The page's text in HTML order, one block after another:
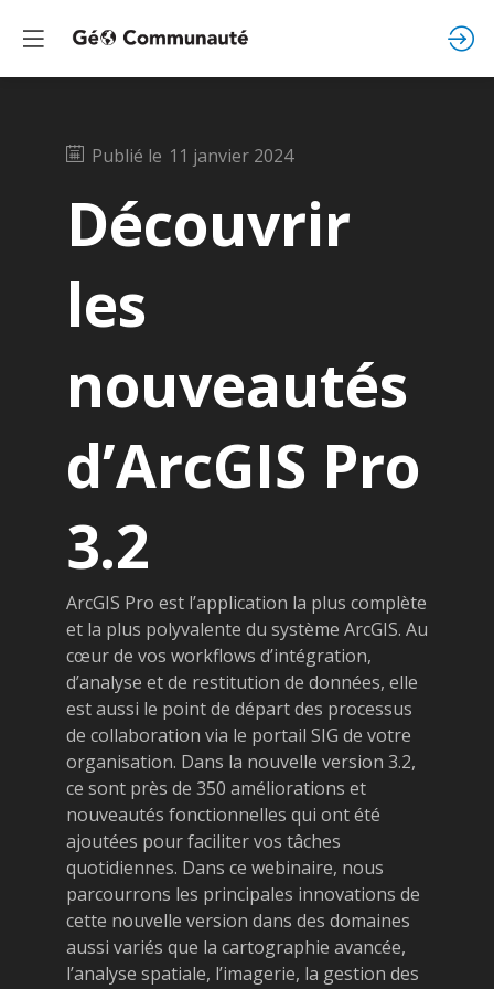
Publié le 11 janvier 2024
Découvrir
les
nouveautés
d’ArcGIS Pro
3.2
ArcGIS Pro est l’application la plus complète
et la plus polyvalente du système ArcGIS. Au
cœur de vos workflows d’intégration,
d’analyse et de restitution de données, elle
est aussi le point de départ des processus
de collaboration via le portail SIG de votre
organisation. Dans la nouvelle version 3.2,
ce sont près de 350 améliorations et
nouveautés fonctionnelles qui ont été
ajoutées pour faciliter vos tâches
quotidiennes. Dans ce webinaire, nous
parcourrons les principales innovations de
cette nouvelle version dans des domaines
aussi variés que la cartographie avancée,
l’analyse spatiale, l’imagerie, la gestion des